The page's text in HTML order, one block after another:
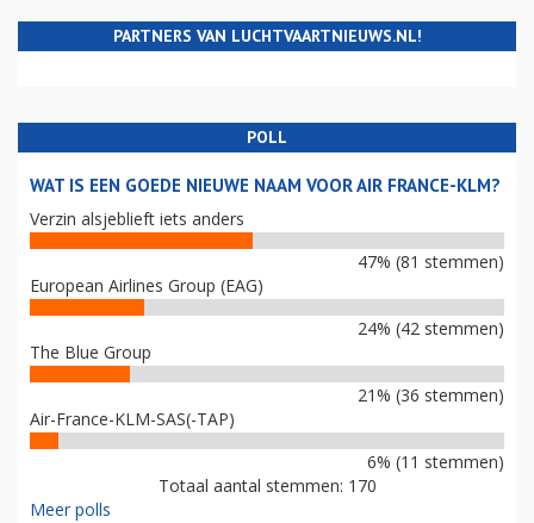
PARTNERS VAN LUCHTVAARTNIEUWS.NL!
POLL
WAT IS EEN GOEDE NIEUWE NAAM VOOR AIR FRANCE-KLM?
Verzin alsjeblieft iets anders
47% (81 stemmen)
European Airlines Group (EAG)
24% (42 stemmen)
The Blue Group
21% (36 stemmen)
Air-France-KLM-SAS(-TAP)
6% (11 stemmen)
Totaal aantal stemmen: 170
Meer polls